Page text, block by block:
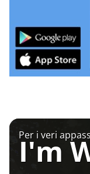
Per i veri
I'm